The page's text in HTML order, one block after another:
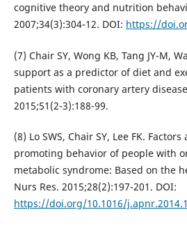
cognitive theory and nutrition
2007;34(3):304-12. DOI: https://
(7) Chair SY, Wong KB, Tang JY-M,
support as a predictor of diet and
patients with coronary artery
2015;51(2-3):188-99.
(8) Lo SWS, Chair SY, Lee FK.
promoting behavior of people with
metabolic syndrome: Based on the
Nurs Res. 2015;28(2):197-201. DOI:
https://doi.org/10.1016/